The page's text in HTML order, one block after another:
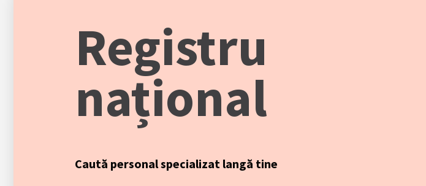
Registru
național
Caută personal specializat langă tine